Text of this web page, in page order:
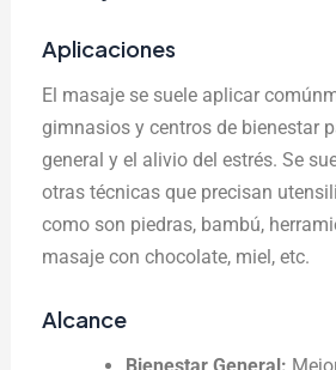
Aplicaciones
El masaje se suele aplicar
gimnasios y centros de bienestar
general y el alivio del estrés. Se
otras técnicas que precisan
como son piedras, bambú,
masaje con chocolate, miel, etc.
Alcance